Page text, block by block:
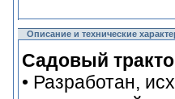
Описание и технические
Садовый
• Разработан,